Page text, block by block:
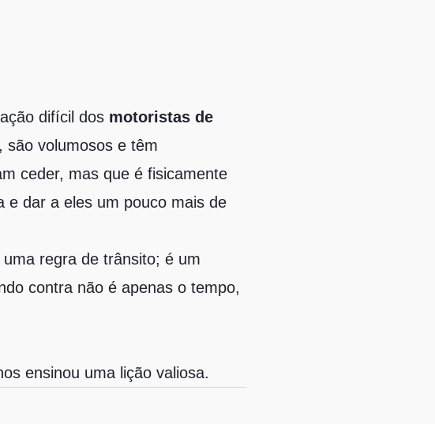
difícil dos motoristas de
, são volumosos e têm
ceder, mas que é fisicamente
e dar a eles um pouco mais de
regra de trânsito; é um
contra não é apenas o tempo,
ensinou uma lição valiosa.